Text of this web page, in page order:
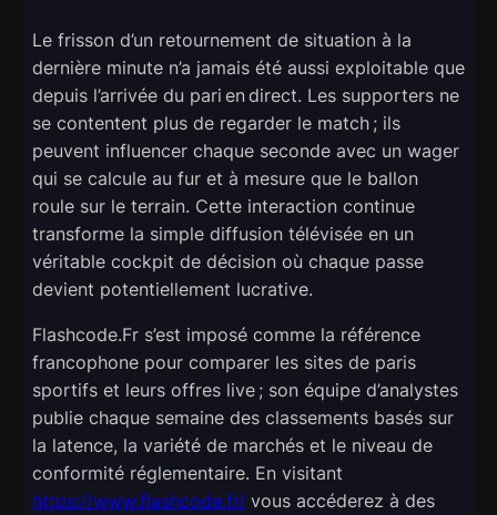
Le frisson d’un retournement de situation à la
dernière minute n’a jamais été aussi exploitable que
depuis l’arrivée du pari en direct. Les supporters ne
se contentent plus de regarder le match ; ils
peuvent influencer chaque seconde avec un wager
qui se calcule au fur et à mesure que le ballon
roule sur le terrain. Cette interaction continue
transforme la simple diffusion télévisée en un
véritable cockpit de décision où chaque passe
devient potentiellement lucrative.
Flashcode.Fr s’est imposé comme la référence
francophone pour comparer les sites de paris
sportifs et leurs offres live ; son équipe d’analystes
publie chaque semaine des classements basés sur
la latence, la variété de marchés et le niveau de
conformité réglementaire. En visitant
https://www.flashcode.fr/vous accéderez à des